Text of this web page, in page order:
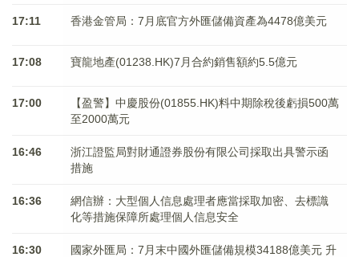
17:11 香港金管局：7月底官方外匯儲備資產為4478億美元
17:08 寶龍地產(01238.HK)7月合約銷售額約5.5億元
17:00
【盈警】中慶股份(01855.HK)料中期除稅後虧損500萬
至2000萬元
16:46
浙江證監局對財通證券股份有限公司採取出具警示函
措施
16:36
網信辦：大型個人信息處理者應當採取加密、去標識
化等措施保障所處理個人信息安全
16:30
國家外匯局：7月末中國外匯儲備規模34188億美元 升